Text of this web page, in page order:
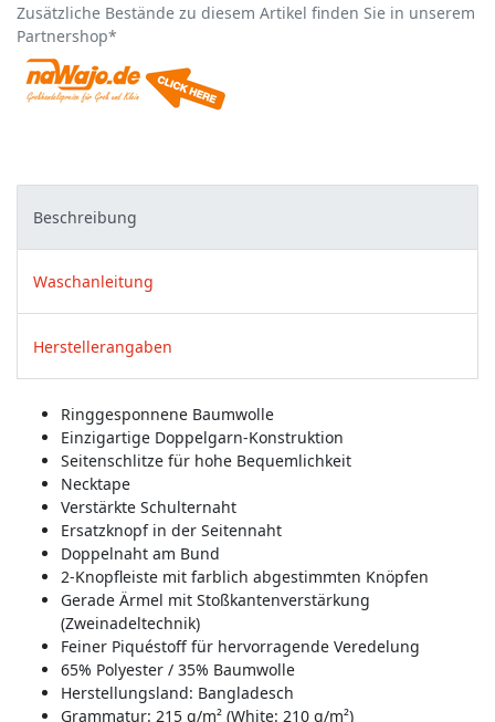
Zusätzliche Bestände zu diesem Artikel finden Sie in unserem
Partnershop*
Beschreibung
Waschanleitung
Herstellerangaben
Ringgesponnene Baumwolle
Einzigartige Doppelgarn-Konstruktion
Seitenschlitze für hohe Bequemlichkeit
Necktape
Verstärkte Schulternaht
Ersatzknopf in der Seitennaht
Doppelnaht am Bund
2-Knopfleiste mit farblich abgestimmten Knöpfen
Gerade Ärmel mit Stoßkantenverstärkung
(Zweinadeltechnik)
Feiner Piquéstoff für hervorragende Veredelung
65% Polyester / 35% Baumwolle
Herstellungsland: Bangladesch
Grammatur: 215 g/m² (White: 210 g/m²)